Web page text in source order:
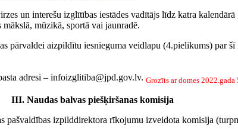
un interešu izglītības iestādes vadītājs līdz katra
mūzikā, sportā vai jaunradē.
pārvaldei aizpildītu iesnieguma veidlapu (4.pielikums) par
adresi – infoizglitiba@jpd.gov.lv. Grozīts ar domes 2022.gada
III. Naudas balvas piešķiršanas komisija
pašvaldības izpilddirektora rīkojumu izveidota komisija